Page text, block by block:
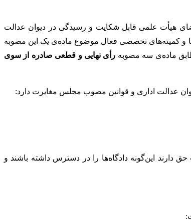
هیأت علمی قابل شکایت و رسیدگی در دیوان عدالت
و کمیته‌های تخصصی فعال موضوع ماده‌ی یک این مصوبه
ماده‌ی سه مصوبه رأی نهایی و قطعی صادره از سوی
عدالت اداری و قوانین مصوب مجلس مغایرت دارد:
این‌گونه‏ دادگاه‌ها را در دسترس‏ داشته‏ باشند و